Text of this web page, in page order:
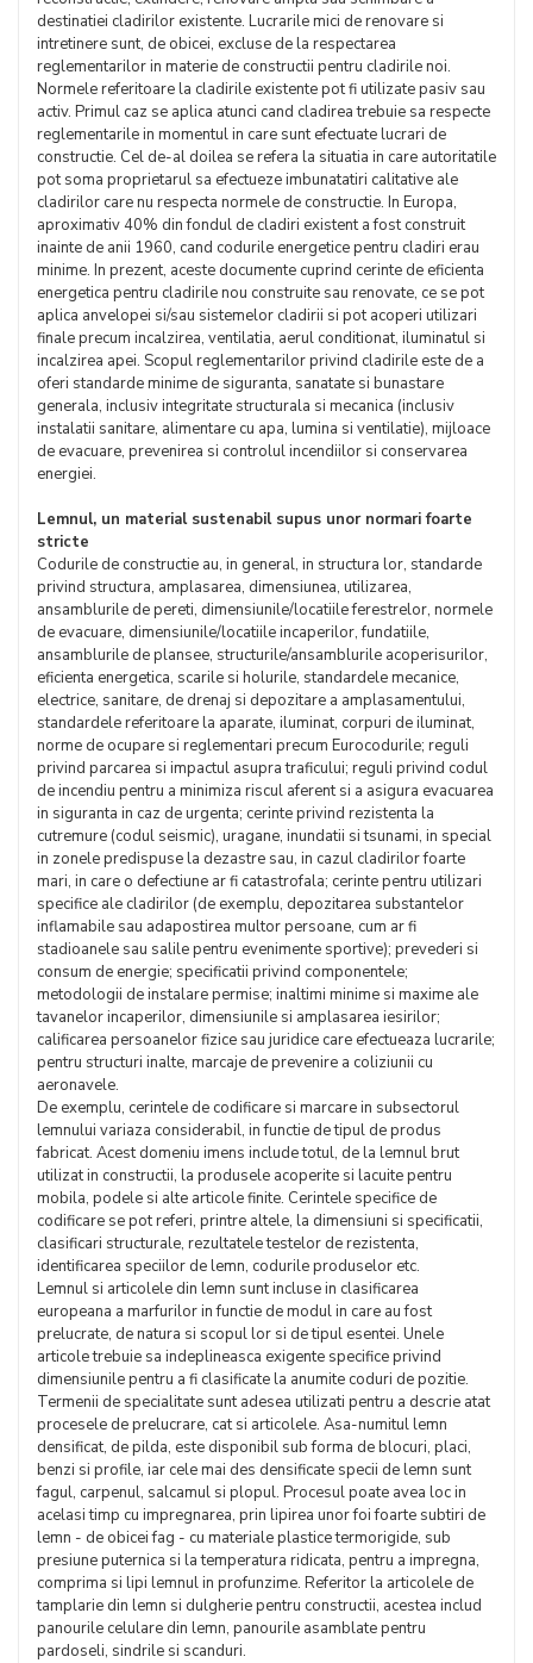
destinatiei cladirilor existente. Lucrarile mici de renovare si
intretinere sunt, de obicei, excluse de la respectarea
reglementarilor in materie de constructii pentru cladirile noi.
Normele referitoare la cladirile existente pot fi utilizate pasiv sau
activ. Primul caz se aplica atunci cand cladirea trebuie sa respecte
reglementarile in momentul in care sunt efectuate lucrari de
constructie. Cel de-al doilea se refera la situatia in care autoritatile
pot soma proprietarul sa efectueze imbunatatiri calitative ale
cladirilor care nu respecta normele de constructie. In Europa,
aproximativ 40% din fondul de cladiri existent a fost construit
inainte de anii 1960, cand codurile energetice pentru cladiri erau
minime. In prezent, aceste documente cuprind cerinte de eficienta
energetica pentru cladirile nou construite sau renovate, ce se pot
aplica anvelopei si/sau sistemelor cladirii si pot acoperi utilizari
finale precum incalzirea, ventilatia, aerul conditionat, iluminatul si
incalzirea apei. Scopul reglementarilor privind cladirile este de a
oferi standarde minime de siguranta, sanatate si bunastare
generala, inclusiv integritate structurala si mecanica (inclusiv
instalatii sanitare, alimentare cu apa, lumina si ventilatie), mijloace
de evacuare, prevenirea si controlul incendiilor si conservarea
energiei.
Lemnul, un material sustenabil supus unor normari foarte
stricte
Codurile de constructie au, in general, in structura lor, standarde
privind structura, amplasarea, dimensiunea, utilizarea,
ansamblurile de pereti, dimensiunile/locatiile ferestrelor, normele
de evacuare, dimensiunile/locatiile incaperilor, fundatiile,
ansamblurile de plansee, structurile/ansamblurile acoperisurilor,
eficienta energetica, scarile si holurile, standardele mecanice,
electrice, sanitare, de drenaj si depozitare a amplasamentului,
standardele referitoare la aparate, iluminat, corpuri de iluminat,
norme de ocupare si reglementari precum Eurocodurile; reguli
privind parcarea si impactul asupra traficului; reguli privind codul
de incendiu pentru a minimiza riscul aferent si a asigura evacuarea
in siguranta in caz de urgenta; cerinte privind rezistenta la
cutremure (codul seismic), uragane, inundatii si tsunami, in special
in zonele predispuse la dezastre sau, in cazul cladirilor foarte
mari, in care o defectiune ar fi catastrofala; cerinte pentru utilizari
specifice ale cladirilor (de exemplu, depozitarea substantelor
inflamabile sau adapostirea multor persoane, cum ar fi
stadioanele sau salile pentru evenimente sportive); prevederi si
consum de energie; specificatii privind componentele;
metodologii de instalare permise; inaltimi minime si maxime ale
tavanelor incaperilor, dimensiunile si amplasarea iesirilor;
calificarea persoanelor fizice sau juridice care efectueaza lucrarile;
pentru structuri inalte, marcaje de prevenire a coliziunii cu
aeronavele.
De exemplu, cerintele de codificare si marcare in subsectorul
lemnului variaza considerabil, in functie de tipul de produs
fabricat. Acest domeniu imens include totul, de la lemnul brut
utilizat in constructii, la produsele acoperite si lacuite pentru
mobila, podele si alte articole finite. Cerintele specifice de
codificare se pot referi, printre altele, la dimensiuni si specificatii,
clasificari structurale, rezultatele testelor de rezistenta,
identificarea speciilor de lemn, codurile produselor etc.
Lemnul si articolele din lemn sunt incluse in clasificarea
europeana a marfurilor in functie de modul in care au fost
prelucrate, de natura si scopul lor si de tipul esentei. Unele
articole trebuie sa indeplineasca exigente specifice privind
dimensiunile pentru a fi clasificate la anumite coduri de pozitie.
Termenii de specialitate sunt adesea utilizati pentru a descrie atat
procesele de prelucrare, cat si articolele. Asa-numitul lemn
densificat, de pilda, este disponibil sub forma de blocuri, placi,
benzi si profile, iar cele mai des densificate specii de lemn sunt
fagul, carpenul, salcamul si plopul. Procesul poate avea loc in
acelasi timp cu impregnarea, prin lipirea unor foi foarte subtiri de
lemn - de obicei fag - cu materiale plastice termorigide, sub
presiune puternica si la temperatura ridicata, pentru a impregna,
comprima si lipi lemnul in profunzime. Referitor la articolele de
tamplarie din lemn si dulgherie pentru constructii, acestea includ
panourile celulare din lemn, panourile asamblate pentru
pardoseli, sindrile si scanduri.